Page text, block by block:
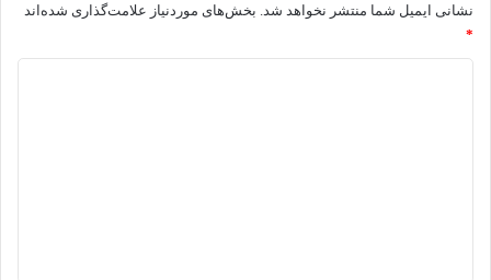
نشانی ایمیل شما منتشر نخواهد شد. بخش‌های موردنیاز علامت‌گذاری شده‌اند
*